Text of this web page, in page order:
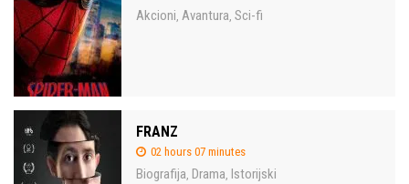
Akcioni, Avantura, Sci-fi
FRANZ
02 hours 07 minutes
Biografija, Drama, Istorijski